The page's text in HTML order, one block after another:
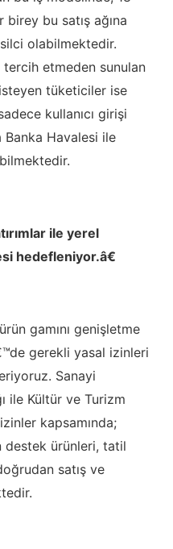
birey bu satış ağına
olabilmektedir.
tercih etmeden sunulan
tüketiciler ise
kullanıcı girişi
Banka Havalesi ile
ile yerel
hedefleniyor.â€
gamını genişletme
gerekli yasal izinleri
Sanayi
ile Kültür ve Turizm
kapsamında;
destek ürünleri, tatil
satış ve